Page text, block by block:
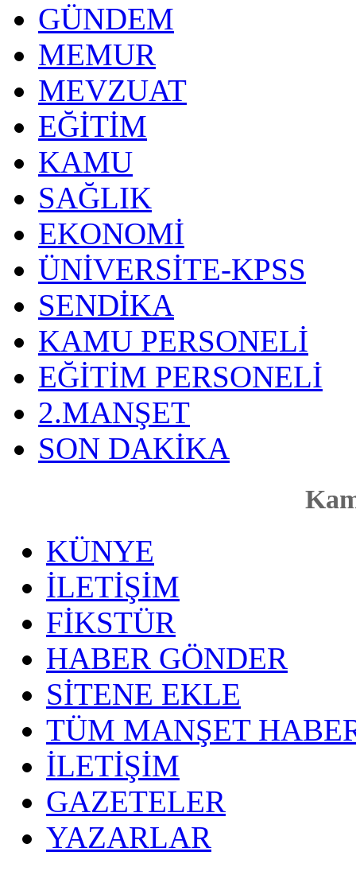
GÜNDEM
MEMUR
MEVZUAT
EĞİTİM
KAMU
SAĞLIK
EKONOMİ
ÜNİVERSİTE-KPSS
SENDİKA
KAMU PERSONELİ
EĞİTİM PERSONELİ
2.MANŞET
SON DAKİKA
KÜNYE
İLETİŞİM
FİKSTÜR
HABER GÖNDER
SİTENE EKLE
TÜM MANŞET
İLETİŞİM
GAZETELER
YAZARLAR